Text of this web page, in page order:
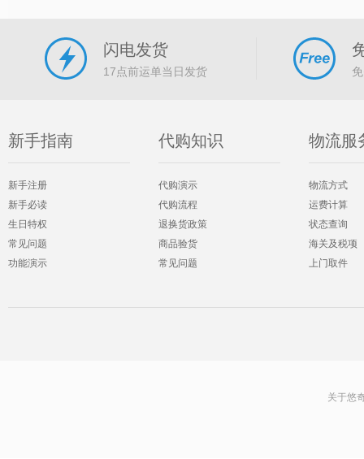
闪电发货
17点前运单当日发货
新手指南
新手注册
新手必读
生日特权
常见问题
功能演示
代购知识
代购演示
代购流程
退换货政策
商品验货
常见问题
物流服
物流方式
运费计算
状态查询
海关及税项
上门取件
关于悠